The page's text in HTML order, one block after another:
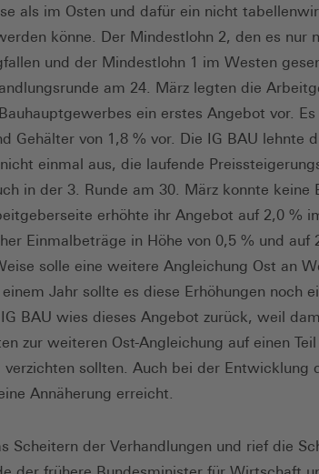
als im Osten und dafür ein nicht
könne. Der Mindestlohn 2, den es nur
und der Mindestlohn 1 im Westen
am 24. März legten die
ein erstes Angebot vor. Es
Gehälter von 1,8 % vor. Die IG BAU lehnte
einmal aus, die laufende
in der 3. Runde am 30. März konnte keine
erhöhte ihr Angebot auf 2,0 %
Einmalbeträge in Höhe von 0,5 % und auf
solle eine weitere Angleichung Ost an
Jahr sollte es diese Erhöhungen noch
BAU wies dieses Angebot zurück, weil
zur weiteren Ost-Angleichung auf einen
verzichten sollten. Auch bei der Entwicklung
Annäherung erreicht.
Scheitern der Verhandlungen und rief die